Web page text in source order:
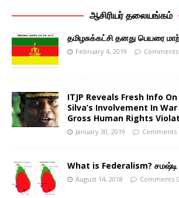
ஆசிரியர் தலையங்கம்
தமிழசுக்கட்சி தனது பெயரை
February 4, 2019
ITJP Reveals Fresh Info
Silva’s Involvement In
Gross Human Rights
January 30, 2019 Comments
What is Federalism?
August 14, 2018 Comments